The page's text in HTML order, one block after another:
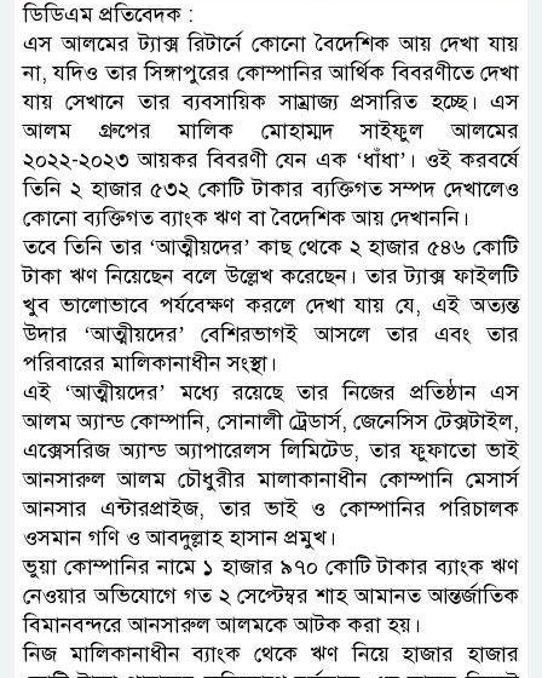
ডিডিএম প্রতিবেদক :
এস আলমের ট্যাক্স রিটার্নে কোনো বৈদেশিক আয় দেখা যায়
না, যদিও তার সিঙ্গাপুরের কোম্পানির আর্থিক বিবরণীতে দেখা
যায় সেখানে তার ব্যবসায়িক সাম্রাজ্য প্রসারিত হচ্ছে। এস
আলম গ্রুপের মালিক মোহাম্মদ সাইফুল আলমের
২০২২-২০২৩ আয়কর বিবরণী যেন এক ‘ধাঁধা’। ওই করবর্ষে
তিনি ২ হাজার ৫৩২ কোটি টাকার ব্যক্তিগত সম্পদ দেখালেও
কোনো ব্যক্তিগত ব্যাংক ঋণ বা বৈদেশিক আয় দেখাননি।
তবে তিনি তার ‘আত্মীয়দের’ কাছ থেকে ২ হাজার ৫৪৬ কোটি
টাকা ঋণ নিয়েছেন বলে উল্লেখ করেছেন। তার ট্যাক্স ফাইলটি
খুব ভালোভাবে পর্যবেক্ষণ করলে দেখা যায় যে, এই অত্যন্ত
উদার ‘আত্মীয়দের’ বেশিরভাগই আসলে তার এবং তার
পরিবারের মালিকানাধীন সংস্থা।
এই ‘আত্মীয়দের’ মধ্যে রয়েছে তার নিজের প্রতিষ্ঠান এস
আলম অ্যান্ড কোম্পানি, সোনালী ট্রেডার্স, জেনেসিস টেক্সটাইল,
এক্সেসরিজ অ্যান্ড অ্যাপারেলস লিমিটেড, তার ফুফাতো ভাই
আনসারুল আলম চৌধুরীর মালাকানাধীন কোম্পানি মেসার্স
আনসার এন্টারপ্রাইজ, তার ভাই ও কোম্পানির পরিচালক
ওসমান গণি ও আবদুল্লাহ হাসান প্রমুখ।
ভুয়া কোম্পানির নামে ১ হাজার ৯৭০ কোটি টাকার ব্যাংক ঋণ
নেওয়ার অভিযোগে গত ২ সেপ্টেম্বর শাহ আমানত আন্তর্জাতিক
বিমানবন্দরে আনসারুল আলমকে আটক করা হয়।
নিজ মালিকানাধীন ব্যাংক থেকে ঋণ নিয়ে হাজার হাজার